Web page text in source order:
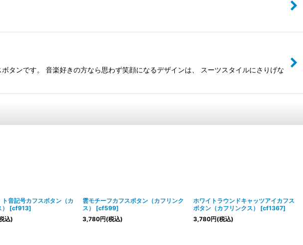
タンです。 音楽好きの方なら思わず笑顔になるデザインは、 スーツスタイルにさりげな
ト音記号カフスボタン（カ
[cf913]
込)
雲モチーフカフスボタン（カフリンク
ス）
[cf599]
3,780円(税込)
ホワイトラウンドキャッツアイカフス
ボタン（カフリンクス）
[cf1367]
3,780円(税込)